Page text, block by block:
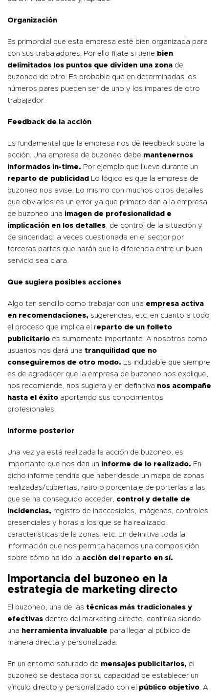
Organización
Es primordial que esta empresa esté bien organizada para
con sus trabajadores. Por ello fíjate si tiene bien
delimitados los puntos que dividen una zona de
buzoneo de otro. Es probable que en determinadas los
números pares pueden ser de uno y los impares de otro
trabajador.
Feedback de la acción
Es fundamental que la empresa nos dé feedback sobre la
acción. Una empresa de buzoneo debe mantenernos
informados in-time. Por ejemplo que llueve durante un
reparto de publicidad Lo lógico es que la empresa de
buzoneo nos avise. Lo mismo con muchos otros detalles
que obviarlos es un error ya que primero dan a la empresa
de buzoneo una imagen de profesionalidad e
implicación en los detalles, de control de la situación y
de sinceridad; a veces cuestionada en el sector por
terceras partes que harán que la diferencia entre un buen
servicio sea clara.
Que sugiera posibles acciones
Algo tan sencillo como trabajar con una empresa activa
en recomendaciones, sugerencias, etc. en cuanto a todo
el proceso que implica el reparto de un folleto
publicitario es sumamente importante. A nosotros como
usuarios nos dará una tranquilidad que no
conseguiremos de otro modo. Es indudable que siempre
es de agradecer que la empresa de buzoneo nos explique,
nos recomiende, nos sugiera y en definitiva nos acompañe
hasta el éxito aportando sus conocimientos
profesionales.
Informe posterior
Una vez ya está realizada la acción de buzoneo, es
importante que nos den un informe de lo realizado. En
dicho informe tendría que haber desde un mapa de zonas
realizadas/cubiertas, ratio o porcentaje de porterías a las
que se ha conseguido acceder, control y detalle de
incidencias, registro de inaccesibles, imágenes, controles
presenciales y horas a los que se ha realizado,
características de la zonas, etc. En definitiva toda la
información que nos permita hacernos una composición
sobre cómo ha ido la acción del reparto en sí.
Importancia del buzoneo en la
estrategia de marketing directo
El buzoneo, una de las técnicas más tradicionales y
efectivas dentro del marketing directo, continúa siendo
una herramienta invaluable para llegar al público de
manera directa y personalizada.
En un entorno saturado de mensajes publicitarios, el
buzoneo se destaca por su capacidad de establecer un
vínculo directo y personalizado con el público objetivo. A